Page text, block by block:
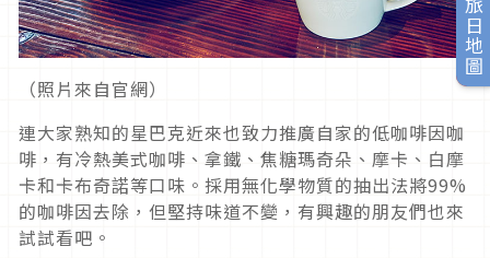
旅日地圖
（照片來自官網）
連大家熟知的星巴克近來也致力推廣自家的低咖啡因咖
啡，有冷熱美式咖啡、拿鐵、焦糖瑪奇朵、摩卡、白摩
卡和卡布奇諾等口味。採用無化學物質的抽出法將99%
的咖啡因去除，但堅持味道不變，有興趣的朋友們也來
試試看吧。